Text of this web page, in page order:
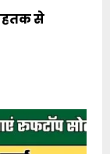
से